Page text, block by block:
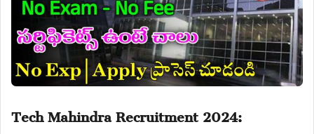
Tech Mahindra Recruitment 2024: